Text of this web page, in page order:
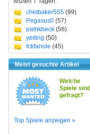
chetbaker555 (99)
Pegasus0 (57)
patrikbeck (56)
yeiting (50)
fckfanole (45)
Meist gesuchte Artikel
Welche
Spiele sind
gefragt?
Top Spiele anzeigen »